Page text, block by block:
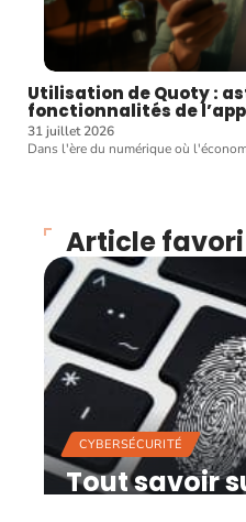
Utilisation de Quoty :
fonctionnalités de
31 juillet 2026
Dans l'ère du numérique où
Article favori
CYBERSÉCURITÉ
Tout savoir